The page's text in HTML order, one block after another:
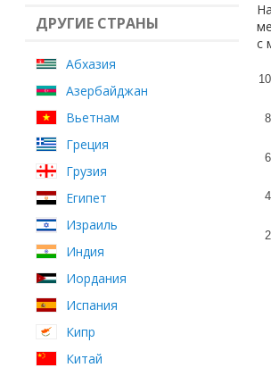
ДРУГИЕ СТРАНЫ
Абхазия
Азербайджан
Вьетнам
Греция
Грузия
Египет
Израиль
Индия
Иордания
Испания
Кипр
Китай
с